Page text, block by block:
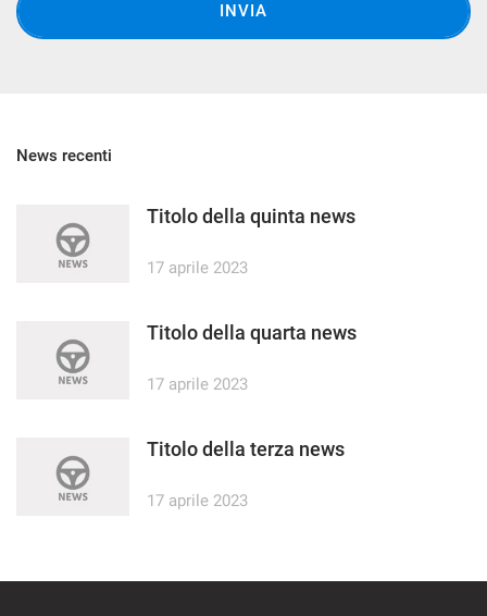
INVIA
News recenti
Titolo della quinta news
17 aprile 2023
Titolo della quarta news
17 aprile 2023
Titolo della terza news
17 aprile 2023